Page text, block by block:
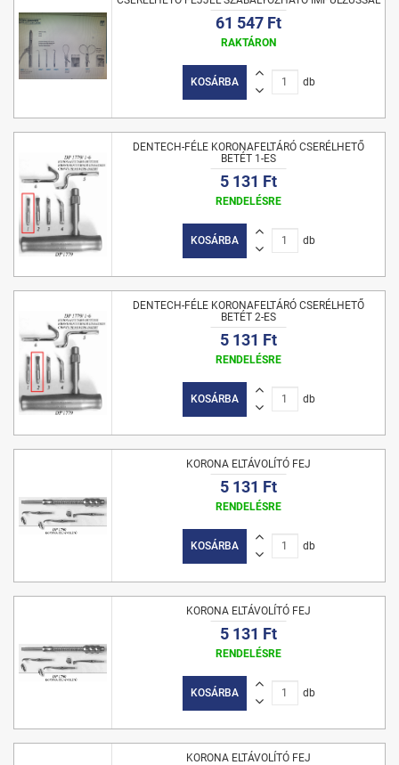
61 547 Ft
RAKTÁRON
KOSÁRBA db
DENTECH-FÉLE KORONAFELTÁRÓ CSERÉLHETŐ
BETÉT 1-ES
5 131 Ft
RENDELÉSRE
KOSÁRBA db
DENTECH-FÉLE KORONAFELTÁRÓ CSERÉLHETŐ
BETÉT 2-ES
5 131 Ft
RENDELÉSRE
KOSÁRBA db
KORONA ELTÁVOLÍTÓ FEJ
5 131 Ft
RENDELÉSRE
KOSÁRBA db
KORONA ELTÁVOLÍTÓ FEJ
5 131 Ft
RENDELÉSRE
KOSÁRBA db
KORONA ELTÁVOLÍTÓ FEJ